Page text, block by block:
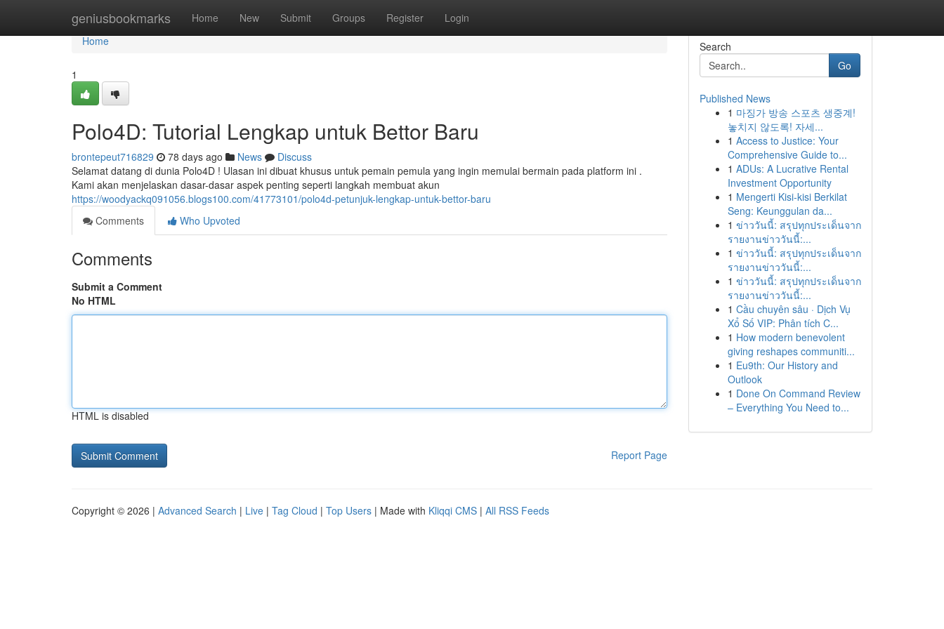
geniusbookmarks Home New Submit Groups Register Login
Home
Home
1
Polo4D: Tutorial Lengkap untuk Bettor Baru
brontepeut716829 78 days ago News
Discuss
Selamat datang di dunia Polo4D ! Ulasan ini dibuat khusus untuk pemain pemula yang ingin memulai bermain pada platform ini .
Kami akan menjelaskan dasar-dasar aspek penting seperti langkah membuat akun
https://woodyackq091056.blogs100.com/41773101/polo4d-petunjuk-lengkap-untuk-bettor-baru
Comments
Who Upvoted
Comments
Submit a Comment
No HTML
HTML is disabled
Report Page
Search
Go
Published News
1 마징가 방송 스포츠 생중계!
놓치지 않도록! 자세...
1 Access to Justice: Your
Comprehensive Guide to...
1 ADUs: A Lucrative Rental
Investment Opportunity
1 Mengerti Kisi-kisi Berkilat
Seng: Keunggulan da...
1 ข่าววันนี้: สรุปทุกประเด็นจาก
รายงานข่าววันนี้:...
1 ข่าววันนี้: สรุปทุกประเด็นจาก
รายงานข่าววันนี้:...
1 ข่าววันนี้: สรุปทุกประเด็นจาก
รายงานข่าววันนี้:...
1 Cầu chuyên sâu · Dịch Vụ
Xổ Số VIP: Phân tích C...
1 How modern benevolent
giving reshapes communiti...
1 Eu9th: Our History and
Outlook
1 Done On Command Review
– Everything You Need to...
Copyright © 2026 | Advanced Search | Live | Tag Cloud | Top Users | Made with Kliqqi CMS | All RSS Feeds